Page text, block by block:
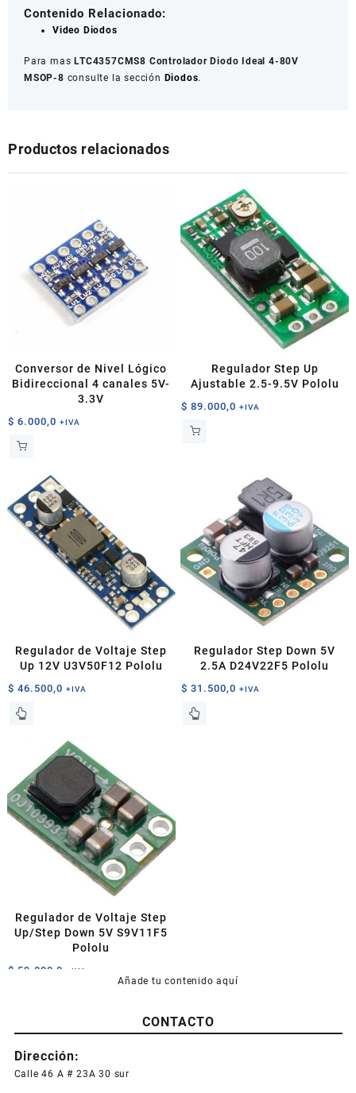
Contenido Relacionado:
Video Diodos
Para mas LTC4357CMS8 Controlador Diodo Ideal 4-80V
MSOP-8 consulte la sección Diodos.
Productos relacionados
Conversor de Nivel Lógico
Bidireccional 4 canales 5V-
3.3V
$ 6.000,0 +IVA
Regulador Step Up
Ajustable 2.5-9.5V Pololu
$ 89.000,0 +IVA
Regulador de Voltaje Step
Up 12V U3V50F12 Pololu
$ 46.500,0 +IVA
Regulador Step Down 5V
2.5A D24V22F5 Pololu
$ 31.500,0 +IVA
Regulador de Voltaje Step
Up/Step Down 5V S9V11F5
Pololu
$ 59.000,0 +IVA
Añade tu contenido aquí
CONTACTO
Dirección:
Calle 46 A # 23A 30 sur